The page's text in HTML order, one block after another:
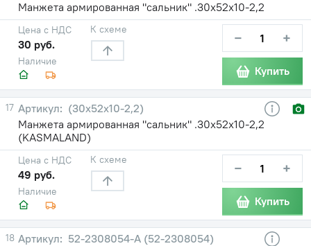
Манжета армированная "сальник" .30х52х10-2,2
Наличие
Цена с НДС
30 руб.
К схеме − +
Купить
17
(30х52х10-2,2)
Манжета армированная "сальник" .30х52х10-2,2
(KASMALAND)
Наличие
Цена с НДС
49 руб.
К схеме − +
Купить
18
52-2308054-А (52-2308054)